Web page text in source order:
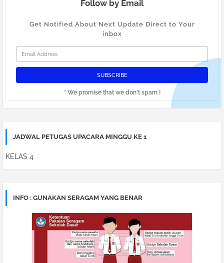
Follow by Email
Get Notified About Next Update Direct to Your
inbox
* We promise that we don't spam !
JADWAL PETUGAS UPACARA MINGGU KE 1
KELAS 4
INFO : GUNAKAN SERAGAM YANG BENAR